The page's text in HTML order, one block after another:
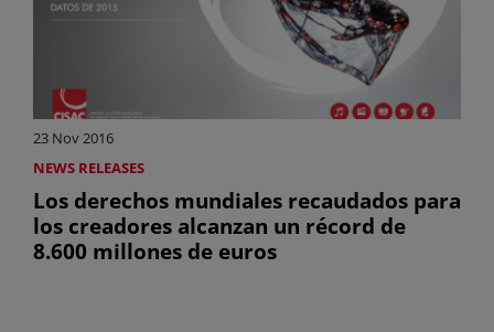
23 Nov 2016
NEWS RELEASES
Los derechos mundiales recaudados para
los creadores alcanzan un récord de
8.600 millones de euros